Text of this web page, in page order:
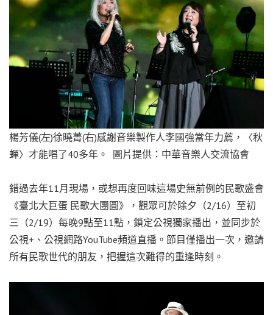
楊芳儀(左)徐曉菁(右)感謝音樂製作人李國強當年力薦，〈秋
蟬〉才能唱了40多年。 圖片提供：中華音樂人交流協會
錯過去年11月現場，或想再度回味這場史無前例的民歌盛會
《臺北大巨蛋 民歌大團圓》，觀眾可於除夕（2/16）至初
三（2/19）每晚9點至11點，鎖定公視獨家播出，並同步於
公視+、公視網路YouTube頻道直播。節目僅播出一次，邀請
所有民歌世代的朋友，把握這次難得的重逢時刻。